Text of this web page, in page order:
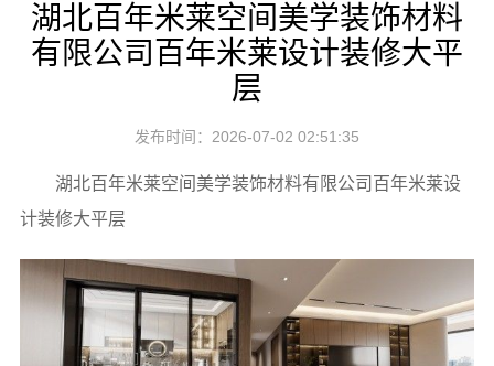
湖北百年米莱空间美学装饰材料
有限公司百年米莱设计装修大平
层
发布时间：2026-07-02 02:51:35
湖北百年米莱空间美学装饰材料有限公司百年米莱设
计装修大平层